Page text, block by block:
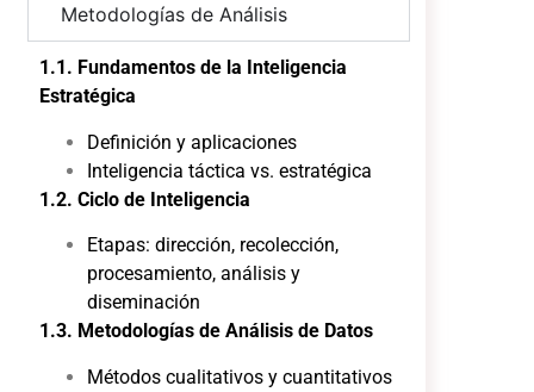
Metodologías de Análisis
1.1. Fundamentos de la Inteligencia
Estratégica
Definición y aplicaciones
Inteligencia táctica vs. estratégica
1.2. Ciclo de Inteligencia
Etapas: dirección, recolección,
procesamiento, análisis y
diseminación
1.3. Metodologías de Análisis de Datos
Métodos cualitativos y cuantitativos